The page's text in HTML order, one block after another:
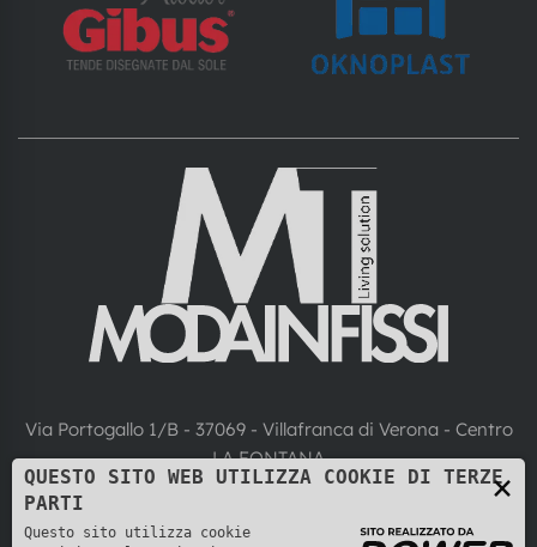
Via Portogallo 1/B - 37069 - Villafranca di Verona - Centro
LA FONTANA
×
QUESTO SITO WEB UTILIZZA COOKIE DI TERZE
PARTI
Questo sito utilizza cookie